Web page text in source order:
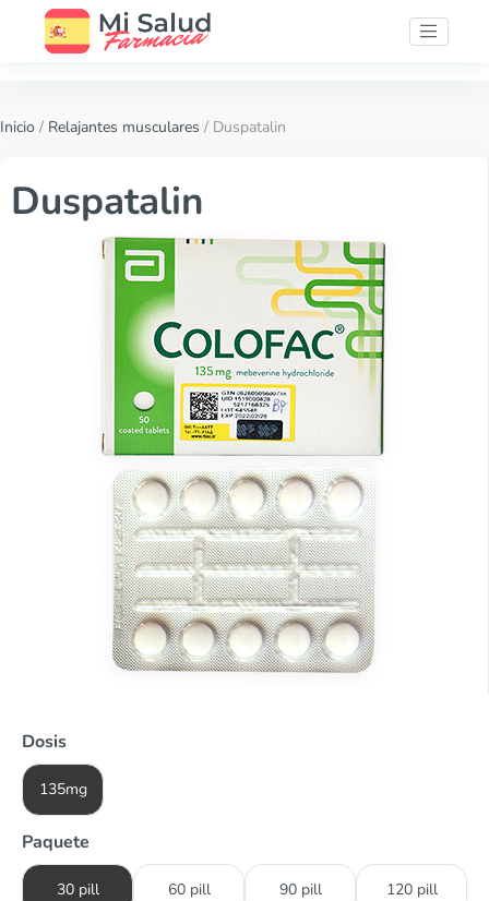
Inicio / Relajantes musculares / Duspatalin
Duspatalin
Dosis
135mg
Paquete
30 pill 60 pill 90 pill 120 pill